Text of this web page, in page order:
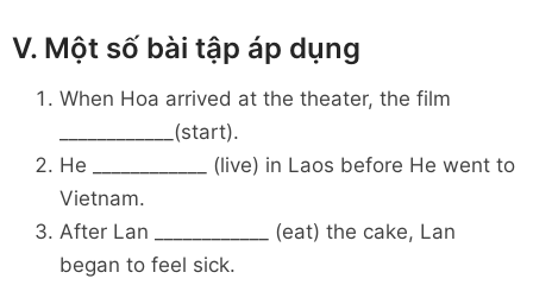
V. Một số bài tập áp dụng
When Hoa arrived at the theater, the film
____________(start).
He ____________ (live) in Laos before He went to
Vietnam.
After Lan ____________ (eat) the cake, Lan
began to feel sick.